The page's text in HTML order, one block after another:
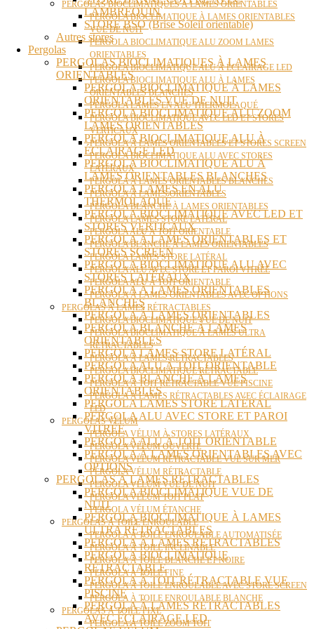
PERGOLAS BIOCLIMATIQUES À LAMES ORIENTABLES
PERGOLA BIOCLIMATIQUE À LAMES ORIENTABLES
VUE DE NUIT
PERGOLA BIOCLIMATIQUE ALU ZOOM LAMES
ORIENTABLES
PERGOLA BIOCLIMATIQUE ALU À ÉCLAIRAGE LED
PERGOLA BIOCLIMATIQUE ALU À LAMES
ORIENTABLES BLANCHES
PERGOLA LAMES EN ALU THERMOLAQUÉ
PERGOLA BIOCLIMATIQUE AVEC LED ET STORES
VERTICAUX
PERGOLA À LAMES ORIENTABLES ET STORES SCREEN
PERGOLA BIOCLIMATIQUE ALU AVEC STORES
LATÉRAUX
PERGOLA À LAMES ORIENTABLES BLANCHES
PERGOLA À LAMES ORIENTABLES
PERGOLA BLANCHE À LAMES ORIENTABLES
PERGOLA LAMES STORE LATÉRAL
PERGOLA ALU À TOIT ORIENTABLE
PERGOLA BLANCHE À LAMES ORIENTABLES
PERGOLA LAMES STORE LATÉRAL
PERGOLA ALU AVEC STORE ET PAROI VITRÉE
PERGOLA ALU À TOIT ORIENTABLE
PERGOLA À LAMES ORIENTABLES AVEC OPTIONS
PERGOLAS À LAMES RÉTRACTABLES
PERGOLA BIOCLIMATIQUE VUE DE NUIT
PERGOLA BIOCLIMATIQUE À LAMES ULTRA
RÉTRACTABLES
PERGOLA À LAMES RÉTRACTABLES
PERGOLA BIOCLIMATIQUE RÉTRACTABLE
PERGOLA À TOIT RÉTRACTABLE VUE PISCINE
PERGOLA À LAMES RÉTRACTABLES AVEC ÉCLAIRAGE
LED
PERGOLAS VÉLUM
PERGOLA VÉLUM À STORES LATÉRAUX
PERGOLA VÉLUM OUVERTE
PERGOLA VÉLUM RÉTRACTABLE VUE SUR MER
PERGOLA VÉLUM RÉTRACTABLE
PERGOLA VÉLUM VUE DE NUIT
PERGOLA VÉLUM TOIT PLAT
PERGOLA VÉLUM ÉTANCHE
PERGOLAS À TOILE ENROULABLE
PERGOLA À TOILE ENROULABLE AUTOMATISÉE
PERGOLA À TOILE INCLINABLE
PERGOLA À TOILE BLANCHE ET NOIRE
PERGOLA À TOILE FINE
PERGOLA À TOILE ENROULABLE AVEC STORE SCREEN
PERGOLA À TOILE ENROULABLE BLANCHE
PERGOLAS À TOILE FIXE
PERGOLA À TOILE ZOOM TOIT
LAMBREQUIN
STORE BSO (Brise Soleil orientable)
Autres stores
Pergolas
PERGOLAS BIOCLIMATIQUES À LAMES
ORIENTABLES
PERGOLA BIOCLIMATIQUE À LAMES
ORIENTABLES VUE DE NUIT
PERGOLA BIOCLIMATIQUE ALU ZOOM
LAMES ORIENTABLES
PERGOLA BIOCLIMATIQUE ALU À
ÉCLAIRAGE LED
PERGOLA BIOCLIMATIQUE ALU À
LAMES ORIENTABLES BLANCHES
PERGOLA LAMES EN ALU
THERMOLAQUÉ
PERGOLA BIOCLIMATIQUE AVEC LED ET
STORES VERTICAUX
PERGOLA À LAMES ORIENTABLES ET
STORES SCREEN
PERGOLA BIOCLIMATIQUE ALU AVEC
STORES LATÉRAUX
PERGOLA À LAMES ORIENTABLES
BLANCHES
PERGOLA À LAMES ORIENTABLES
PERGOLA BLANCHE À LAMES
ORIENTABLES
PERGOLA LAMES STORE LATÉRAL
PERGOLA ALU À TOIT ORIENTABLE
PERGOLA BLANCHE À LAMES
ORIENTABLES
PERGOLA LAMES STORE LATÉRAL
PERGOLA ALU AVEC STORE ET PAROI
VITRÉE
PERGOLA ALU À TOIT ORIENTABLE
PERGOLA À LAMES ORIENTABLES AVEC
OPTIONS
PERGOLAS À LAMES RÉTRACTABLES
PERGOLA BIOCLIMATIQUE VUE DE
NUIT
PERGOLA BIOCLIMATIQUE À LAMES
ULTRA RÉTRACTABLES
PERGOLA À LAMES RÉTRACTABLES
PERGOLA BIOCLIMATIQUE
RÉTRACTABLE
PERGOLA À TOIT RÉTRACTABLE VUE
PISCINE
PERGOLA À LAMES RÉTRACTABLES
AVEC ÉCLAIRAGE LED